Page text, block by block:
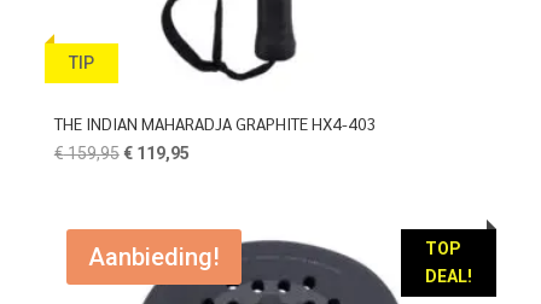
TIP
THE INDIAN MAHARADJA GRAPHITE HX4-403
€159,95 Oorspronkelijke
€ 159,95.
€119,95Huidige
€ 119,95.
TOP
DEAL!
Aanbieding!